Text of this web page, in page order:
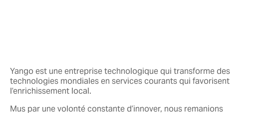
Yango est une entreprise technologique qui transforme des
technologies mondiales en services courants qui favorisent
l’enrichissement local.
Mus par une volonté constante d’innover, nous remanions